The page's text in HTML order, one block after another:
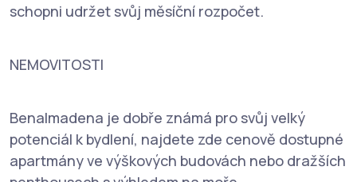
schopni udržet svůj měsíční rozpočet.
NEMOVITOSTI
Benalmadena je dobře známá pro svůj velký
potenciál k bydlení, najdete zde cenově dostupné
apartmány ve výškových budovách nebo dražších